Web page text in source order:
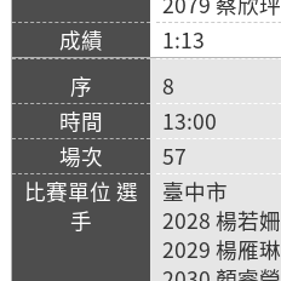
1:13
8
13:00
57
臺中市
2028 楊若姍
2029 楊雁琳